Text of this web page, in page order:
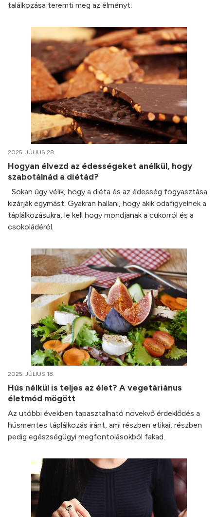
találkozása teremti meg az élményt.
2025. JÚLIUS 28.
Hogyan élvezd az édességeket anélkül, hogy
szabotálnád a diétád?
Sokan úgy vélik, hogy a diéta és az édesség fogyasztása
kizárják egymást. Gyakran hallani, hogy akik odafigyelnek a
táplálkozásukra, le kell hogy mondjanak a cukorról és a
csokoládéról.
2025. JÚLIUS 18.
Hús nélkül is teljes az élet? A vegetáriánus
életmód mögött
Az utóbbi években tapasztalható növekvő érdeklődés a
húsmentes táplálkozás iránt, ami részben etikai, részben
pedig egészségügyi megfontolásokból fakad.